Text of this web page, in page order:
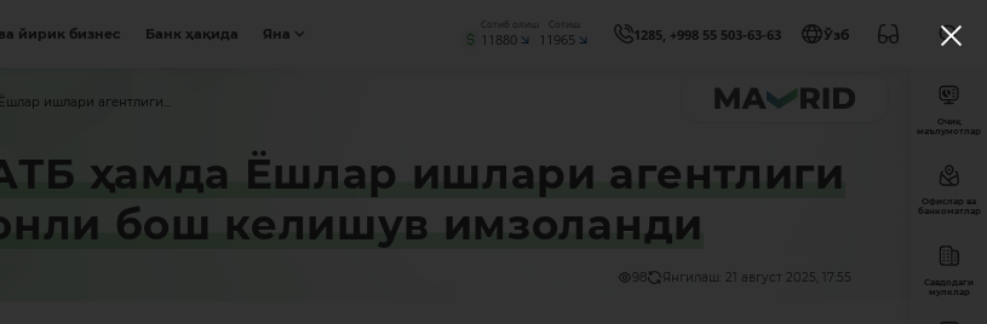
йирик бизнес Банк ҳақида Яна
Сотиб олиш
11880
Сотиш
11965 1285, +998 55 503-63-63 Ўзб
ишлари агентлиги...
ҳамда Ёшлар ишлари агентлиги
бош келишув имзоланди
98 Янгилаш: 21 август 2025, 17:55
Очиқ
маълумотлар
Офислар ва
банкоматлар
Савдодаги
мулклар